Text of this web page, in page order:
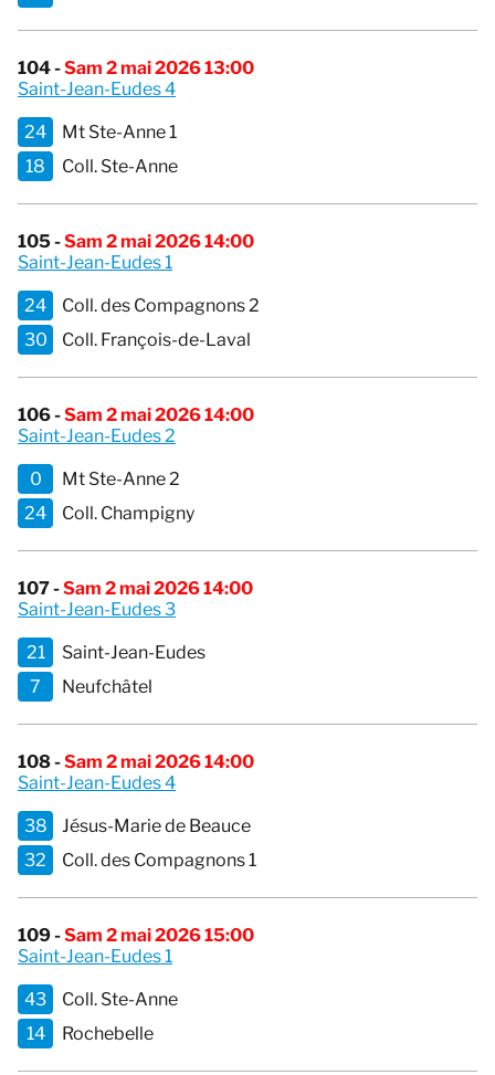
104 -Sam 2 mai 2026 13:00
Saint-Jean-Eudes 4
24
Mt Ste-Anne 1
18
Coll. Ste-Anne
105 -Sam 2 mai 2026 14:00
Saint-Jean-Eudes 1
24
Coll. des Compagnons 2
30
Coll. François-de-Laval
106 -Sam 2 mai 2026 14:00
Saint-Jean-Eudes 2
0
Mt Ste-Anne 2
24
Coll. Champigny
107 -Sam 2 mai 2026 14:00
Saint-Jean-Eudes 3
21
Saint-Jean-Eudes
7
Neufchâtel
108 -Sam 2 mai 2026 14:00
Saint-Jean-Eudes 4
38
Jésus-Marie de Beauce
32
Coll. des Compagnons 1
109 -Sam 2 mai 2026 15:00
Saint-Jean-Eudes 1
43
Coll. Ste-Anne
14
Rochebelle